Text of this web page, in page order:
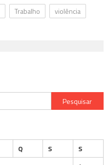
Trabalho violência
Pesquisar
por:
Q S
S